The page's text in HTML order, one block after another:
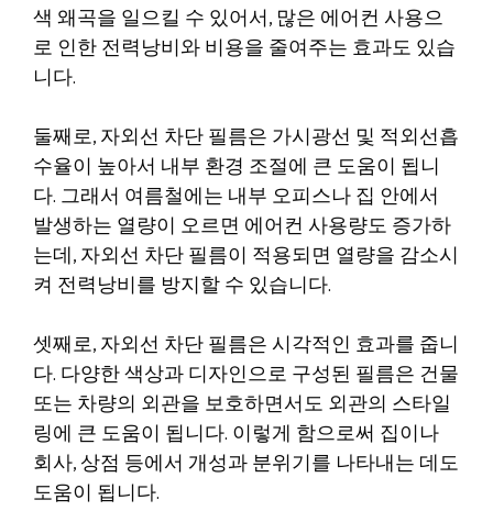
색 왜곡을 일으킬 수 있어서, 많은 에어컨 사용으
로 인한 전력낭비와 비용을 줄여주는 효과도 있습
니다.
둘째로, 자외선 차단 필름은 가시광선 및 적외선흡
수율이 높아서 내부 환경 조절에 큰 도움이 됩니
다. 그래서 여름철에는 내부 오피스나 집 안에서
발생하는 열량이 오르면 에어컨 사용량도 증가하
는데, 자외선 차단 필름이 적용되면 열량을 감소시
켜 전력낭비를 방지할 수 있습니다.
셋째로, 자외선 차단 필름은 시각적인 효과를 줍니
다. 다양한 색상과 디자인으로 구성된 필름은 건물
또는 차량의 외관을 보호하면서도 외관의 스타일
링에 큰 도움이 됩니다. 이렇게 함으로써 집이나
회사, 상점 등에서 개성과 분위기를 나타내는 데도
도움이 됩니다.